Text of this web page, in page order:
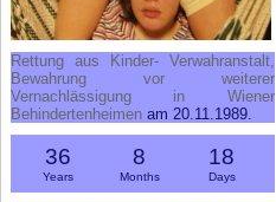
Rettung aus Kinder- Verwahranstalt,
Bewahrung vor weiterer
Vernachlässigung in Wiener
Behindertenheimen am 20.11.1989.
36
Years
8
Months
18
Days